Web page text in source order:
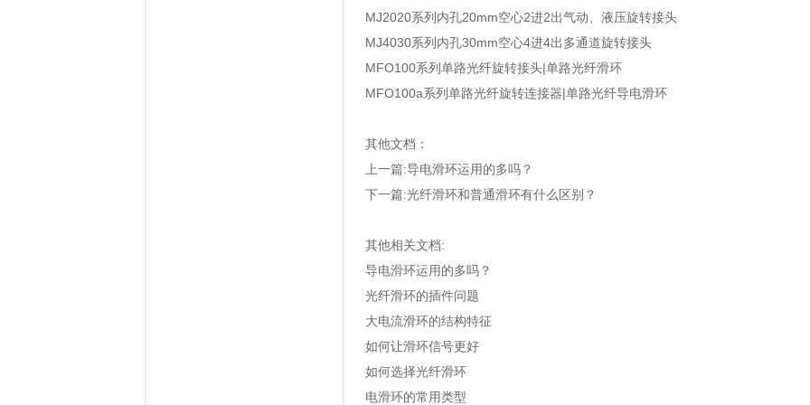
MJ2020系列内孔20mm空心2进2出气动、液压旋转接头
MJ4030系列内孔30mm空心4进4出多通道旋转接头
MFO100系列单路光纤旋转接头|单路光纤滑环
MFO100a系列单路光纤旋转连接器|单路光纤导电滑环
其他文档：
上一篇:导电滑环运用的多吗？
下一篇:光纤滑环和普通滑环有什么区别？
其他相关文档:
导电滑环运用的多吗？
光纤滑环的插件问题
大电流滑环的结构特征
如何让滑环信号更好
如何选择光纤滑环
电滑环的常用类型